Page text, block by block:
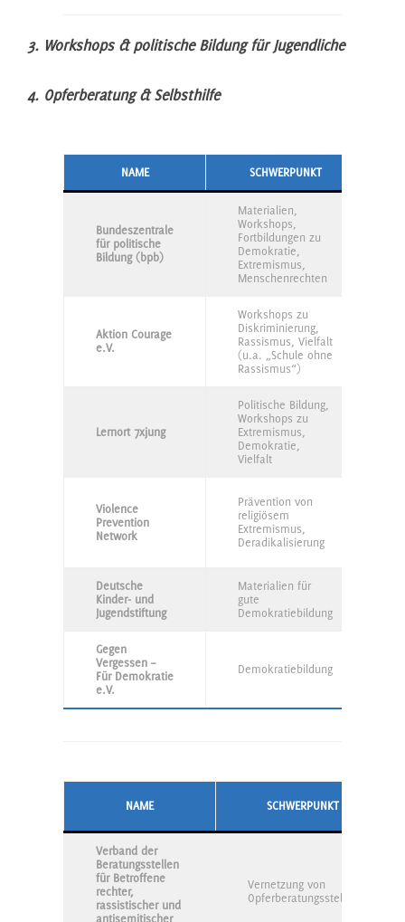
3. Workshops & politische Bildung für Jugendliche
4. Opferberatung & Selbsthilfe
NAME SCHWERPUNKT
Bundeszentrale
für politische
Bildung (bpb)
Materialien,
Workshops,
Fortbildungen zu
Demokratie,
Extremismus,
Menschenrechten
Aktion Courage
e.V.
Workshops zu
Diskriminierung,
Rassismus, Vielfalt
(u.a. „Schule ohne
Rassismus“)
Lernort 7xjung
Politische Bildung,
Workshops zu
Extremismus,
Demokratie,
Vielfalt
Violence
Prevention
Network
Prävention von
religiösem
Extremismus,
Deradikalisierung
Deutsche
Kinder- und
Jugendstiftung
Materialien für
gute
Demokratiebildung
Gegen
Vergessen –
Für Demokratie
e.V.
Demokratiebildung
NAME SCHWERPUNKT
Verband der
Beratungsstellen
für Betroffene
rechter,
rassistischer und
antisemitischer
Vernetzung von
Opferberatungsstellen